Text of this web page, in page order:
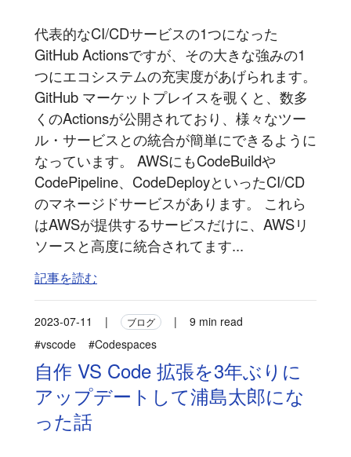
代表的なCI/CDサービスの1つになった
GitHub Actionsですが、その大きな強みの1
つにエコシステムの充実度があげられます。
GitHub マーケットプレイスを覗くと、数多
くのActionsが公開されており、様々なツー
ル・サービスとの統合が簡単にできるように
なっています。 AWSにもCodeBuildや
CodePipeline、CodeDeployといったCI/CD
のマネージドサービスがあります。 これら
はAWSが提供するサービスだけに、AWSリ
ソースと高度に統合されてます...
記事を読む
2023-07-11 | ブログ |
9 min read
#vscode
#Codespaces
自作 VS Code 拡張を3年ぶりに
アップデートして浦島太郎にな
った話